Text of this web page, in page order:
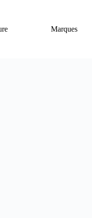
Marques